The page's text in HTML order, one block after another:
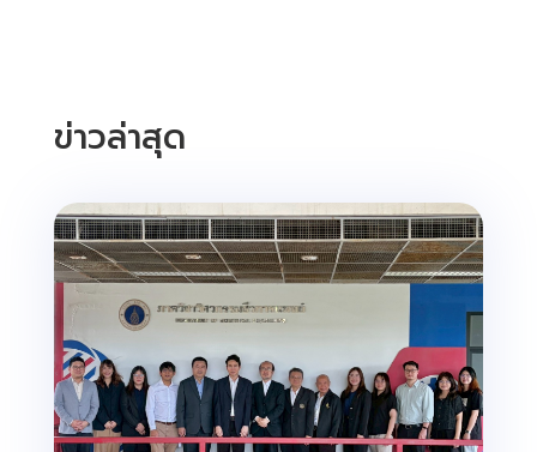
ข่าวล่าสุด